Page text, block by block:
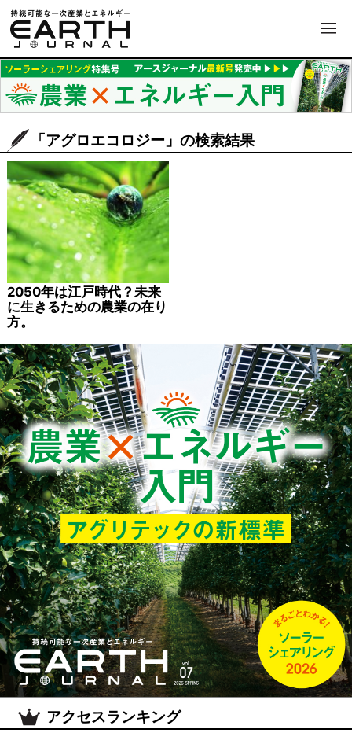
「アグロエコロジー」の検索結果
2050年は江戸時代？未来
に生きるための農業の在り
方。
アクセスランキング